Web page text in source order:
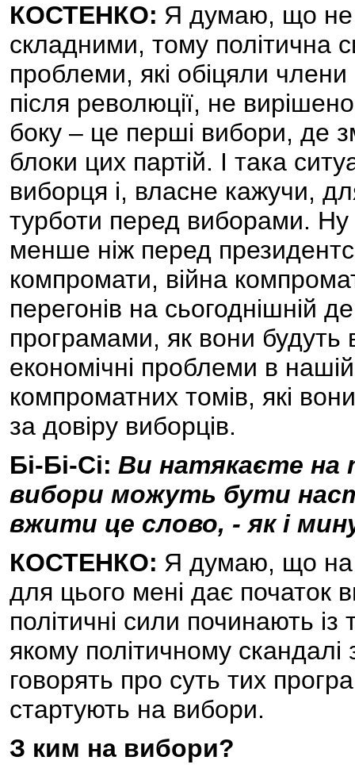
КОСТЕНКО: Я думаю, що
складними, тому політична
проблеми, які обіцяли
після революції, не
боку – це перші вибори, де
блоки цих партій. І така
виборця і, власне кажучи,
турботи перед виборами. Ну
менше ніж перед
компромати, війна
перегонів на сьогоднішній
програмами, як вони будуть
економічні проблеми в
компроматних томів, які
за довіру виборців.
Бі-Бі-Сі: Ви натякаєте на
вибори можуть бути
вжити це слово, - як і
КОСТЕНКО: Я думаю, що на
для цього мені дає початок
політичні сили починають із
якому політичному
говорять про суть тих
стартують на вибори.
З ким на вибори?